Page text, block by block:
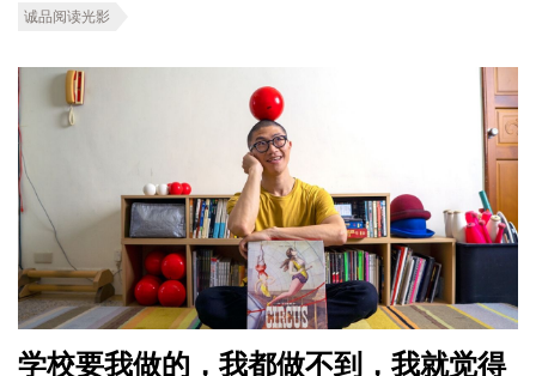
诚品阅读光影
学校要我做的，我都做不到，我就觉得